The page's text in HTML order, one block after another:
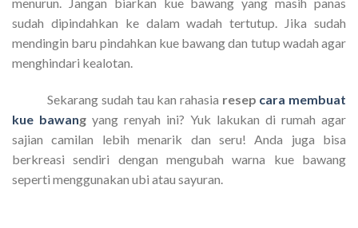
sudah dipindahkan ke dalam wadah tertutup. Jika sudah
mendingin baru pindahkan kue bawang dan tutup wadah agar
menghindari kealotan.
Sekarang sudah tau kan rahasia resep cara membuat
kue bawang yang renyah ini? Yuk lakukan di rumah agar
sajian camilan lebih menarik dan seru! Anda juga bisa
berkreasi sendiri dengan mengubah warna kue bawang
seperti menggunakan ubi atau sayuran.